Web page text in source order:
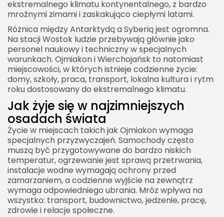
ekstremalnego klimatu kontynentalnego, z bardzo
mroźnymi zimami i zaskakująco ciepłymi latami.
Różnica między Antarktydą a Syberią jest ogromna.
Na stacji Wostok ludzie przebywają głównie jako
personel naukowy i techniczny w specjalnych
warunkach. Ojmiakon i Wierchojańsk to natomiast
miejscowości, w których istnieje codzienne życie:
domy, szkoły, praca, transport, lokalna kultura i rytm
roku dostosowany do ekstremalnego klimatu.
Jak żyje się w najzimniejszych
osadach świata
Życie w miejscach takich jak Ojmiakon wymaga
specjalnych przyzwyczajeń. Samochody często
muszą być przygotowywane do bardzo niskich
temperatur, ogrzewanie jest sprawą przetrwania,
instalacje wodne wymagają ochrony przed
zamarzaniem, a codzienne wyjście na zewnątrz
wymaga odpowiedniego ubrania. Mróz wpływa na
wszystko: transport, budownictwo, jedzenie, pracę,
zdrowie i relacje społeczne.